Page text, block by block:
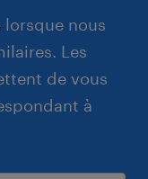
nous
Les
de vous
à